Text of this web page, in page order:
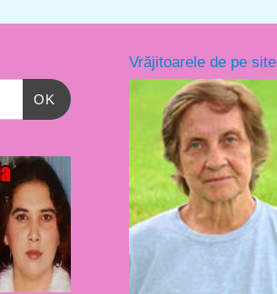
OK
Vrăjitoarele de pe site